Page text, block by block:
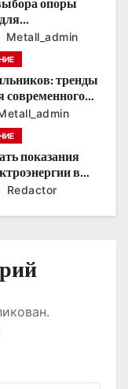
опоры
Metall_admin
тренды
современного
показания
в
Redactor